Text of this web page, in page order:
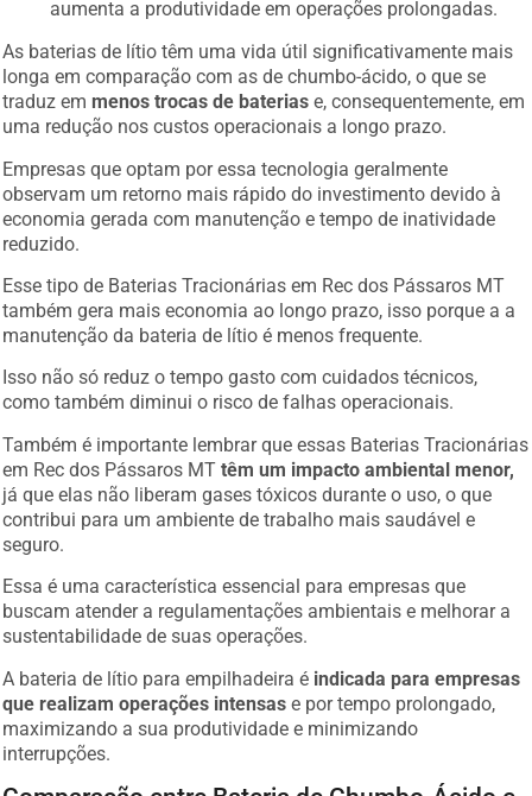
As baterias de lítio têm uma vida útil significativamente mais
longa em comparação com as de chumbo-ácido, o que se
traduz em menos trocas de baterias e, consequentemente, em
uma redução nos custos operacionais a longo prazo.
Empresas que optam por essa tecnologia geralmente
observam um retorno mais rápido do investimento devido à
economia gerada com manutenção e tempo de inatividade
reduzido.
Esse tipo de Baterias Tracionárias em Rec dos Pássaros MT
também gera mais economia ao longo prazo, isso porque a a
manutenção da bateria de lítio é menos frequente.
Isso não só reduz o tempo gasto com cuidados técnicos,
como também diminui o risco de falhas operacionais.
Também é importante lembrar que essas Baterias Tracionárias
em Rec dos Pássaros MT têm um impacto ambiental menor,
já que elas não liberam gases tóxicos durante o uso, o que
contribui para um ambiente de trabalho mais saudável e
Essa é uma característica essencial para empresas que
buscam atender a regulamentações ambientais e melhorar a
sustentabilidade de suas operações.
A bateria de lítio para empilhadeira é indicada para empresas
que realizam operações intensas
e por tempo prolongado,
maximizando a sua produtividade e minimizando
interrupções.
Comparação entre Bateria de Chumbo-Ácido e